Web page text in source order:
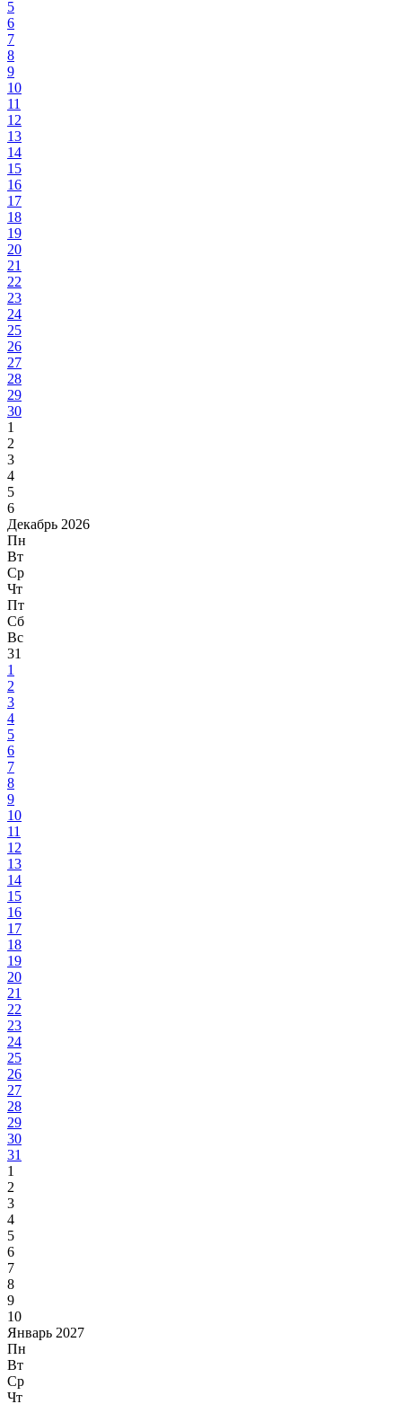
5
6
7
8
9
10
11
12
13
14
15
16
17
18
19
20
21
22
23
24
25
26
27
28
29
30
1
2
3
4
5
6
Декабрь 2026
Пн
Вт
Ср
Чт
Пт
Сб
Вс
31
1
2
3
4
5
6
7
8
9
10
11
12
13
14
15
16
17
18
19
20
21
22
23
24
25
26
27
28
29
30
31
1
2
3
4
5
6
7
8
9
10
Январь 2027
Пн
Вт
Ср
Чт